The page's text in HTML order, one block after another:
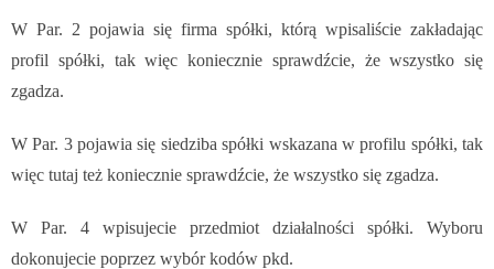
W Par. 2 pojawia się firma spółki, którą wpisaliście zakładając
profil spółki, tak więc koniecznie sprawdźcie, że wszystko się
zgadza.
W Par. 3 pojawia się siedziba spółki wskazana w profilu spółki, tak
więc tutaj też koniecznie sprawdźcie, że wszystko się zgadza.
W Par. 4 wpisujecie przedmiot działalności spółki. Wyboru
dokonujecie poprzez wybór kodów pkd.